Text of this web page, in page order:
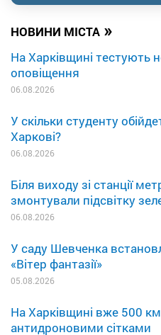
НОВИНИ МІСТА »
На Харківщині тестують
оповіщення
06.08.2026
У скільки студенту
Харкові?
06.08.2026
Біля виходу зі станції
змонтували підсвітку
06.08.2026
У саду Шевченка
«Вітер фантазії»
05.08.2026
На Харківщині вже 500
антидроновими сітками